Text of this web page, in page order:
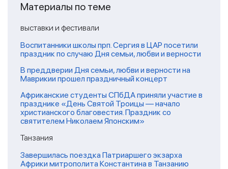
Материалы по теме
выставки и фестивали
Воспитанники школы прп. Сергия в ЦАР посетили
праздник по случаю Дня семьи, любви и верности
В преддверии Дня семьи, любви и верности на
Маврикии прошел праздничный концерт
Африканские студенты СПбДА приняли участие в
празднике «День Святой Троицы — начало
христианского благовестия. Праздник со
святителем Николаем Японским»
Танзания
Завершилась поездка Патриаршего экзарха
Африки митрополита Константина в Танзанию